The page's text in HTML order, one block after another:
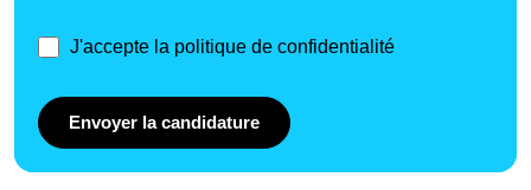
J'accepte la politique de confidentialité
Envoyer la candidature